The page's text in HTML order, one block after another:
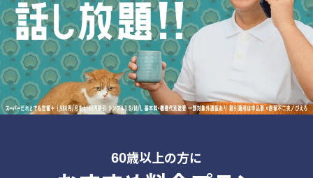
60歳以上の方に